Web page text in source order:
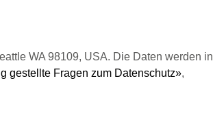
WA 98109, USA. Die Daten werden in
gestellte Fragen zum Datenschutz»,